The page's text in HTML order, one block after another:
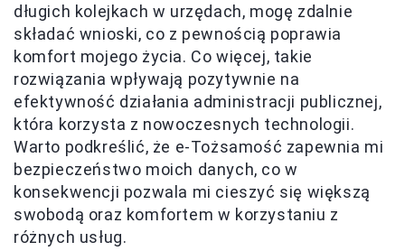
długich kolejkach w urzędach, mogę zdalnie
składać wnioski, co z pewnością poprawia
komfort mojego życia. Co więcej, takie
rozwiązania wpływają pozytywnie na
efektywność działania administracji publicznej,
która korzysta z nowoczesnych technologii.
Warto podkreślić, że e-Tożsamość zapewnia mi
bezpieczeństwo moich danych, co w
konsekwencji pozwala mi cieszyć się większą
swobodą oraz komfortem w korzystaniu z
różnych usług.